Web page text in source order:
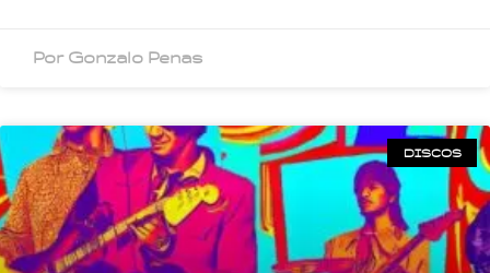
Por Gonzalo Penas
DISCOS